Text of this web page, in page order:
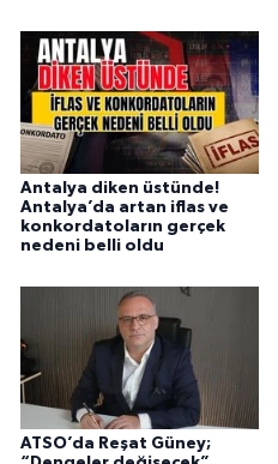
Antalya diken üstünde!
Antalya’da artan iflas ve
konkordatoların gerçek
nedeni belli oldu
ATSO’da Reşat Güney;